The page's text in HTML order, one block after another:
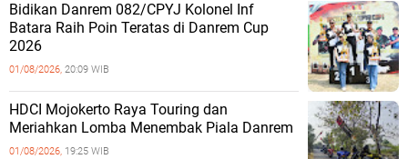
Bidikan Danrem 082/CPYJ Kolonel Inf
Batara Raih Poin Teratas di Danrem Cup
2026
01/08/2026, 20:09 WIB
HDCI Mojokerto Raya Touring dan
Meriahkan Lomba Menembak Piala Danrem
01/08/2026, 19:25 WIB